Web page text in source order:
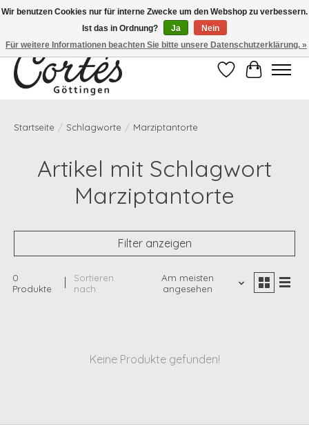
Eines der besten Cafés Deutschlands!
Wunschzettel
Ihr
Startseite / Schlagworte / Marziptantorte
Artikel mit Schlagwort
Marziptantorte
Filter anzeigen
0
Produkte
Sortieren
nach
Am meisten
angesehen
Keine Produkte gefunden!
Wir benutzen Cookies nur für interne Zwecke um den Webshop zu verbessern.
Ist das in Ordnung?
Ja
Nein
Für weitere Informationen beachten Sie bitte unsere Datenschutzerklärung. »